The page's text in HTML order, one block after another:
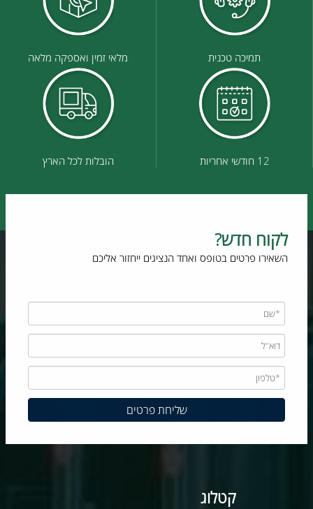
תמיכה טכנית מלאי זמין ואספקה מלאה
12 חודשי אחריות הובלות לכל הארץ
לקוח חדש?
השאירו פרטים בטופס ואחד הנציגים ייחזור אליכם
קטלוג